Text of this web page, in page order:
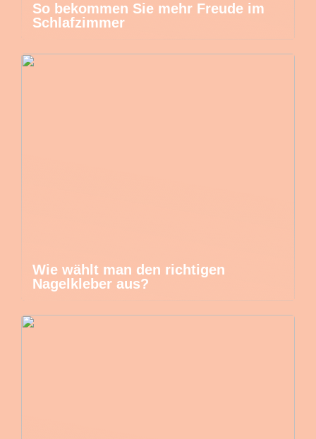
So bekommen Sie mehr Freude im
Schlafzimmer
Wie wählt man den richtigen
Nagelkleber aus?